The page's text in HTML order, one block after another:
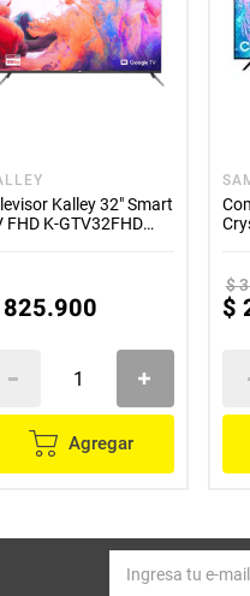
Kalley 32" Smart
FHD K-GTV32FHD
825.900
Agregar
$3
$